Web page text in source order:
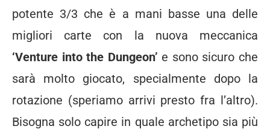
potente 3/3 che è a mani basse una delle
migliori carte con la nuova meccanica
‘Venture into the Dungeon’ e sono sicuro che
sarà molto giocato, specialmente dopo la
rotazione (speriamo arrivi presto fra l’altro).
Bisogna solo capire in quale archetipo sia più